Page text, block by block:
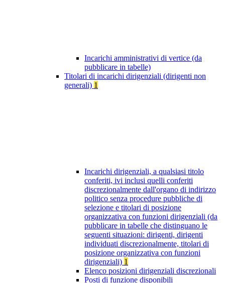
Incarichi amministrativi di vertice (da
pubblicare in tabelle)
Titolari di incarichi dirigenziali (dirigenti non
generali) 1
Incarichi dirigenziali, a qualsiasi titolo
conferiti, ivi inclusi quelli conferiti
discrezionalmente dall'organo di indirizzo
politico senza procedure pubbliche di
selezione e titolari di posizione
organizzativa con funzioni dirigenziali (da
pubblicare in tabelle che distinguano le
seguenti situazioni: dirigenti, dirigenti
individuati discrezionalmente, titolari di
posizione organizzativa con funzioni
dirigenziali) 1
Elenco posizioni dirigenziali discrezionali
Posti di funzione disponibili